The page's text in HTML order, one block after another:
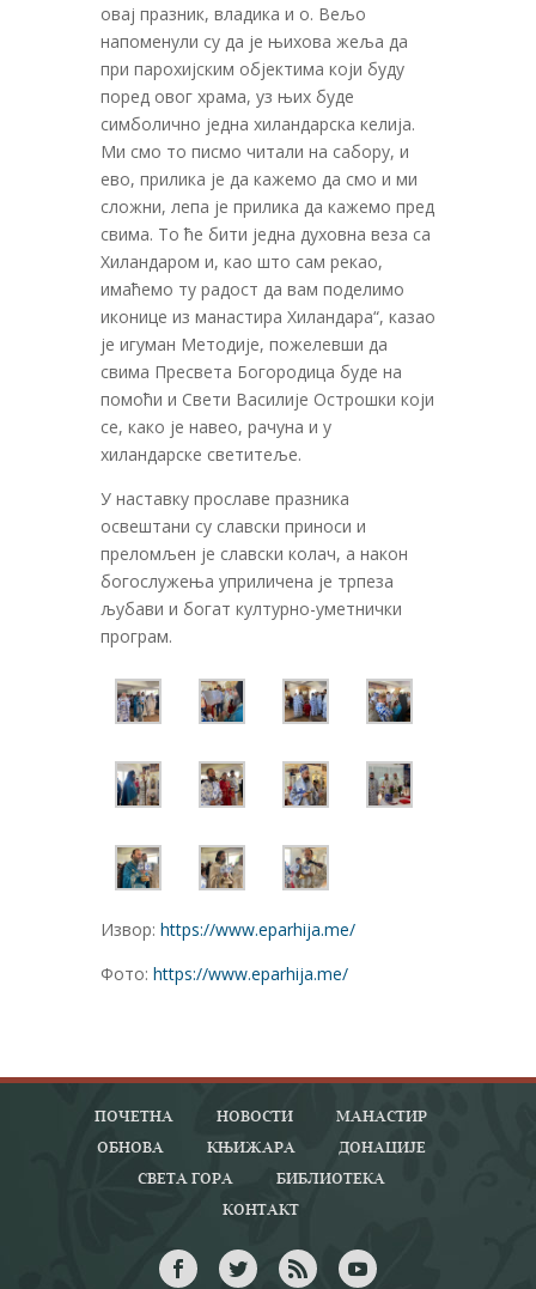
овај празник, владика и о. Вељо
напоменули су да је њихова жеља да
при парохијским објектима који буду
поред овог храма, уз њих буде
симболично једна хиландарска келија.
Ми смо то писмо читали на сабору, и
ево, прилика је да кажемо да смо и ми
сложни, лепа је прилика да кажемо пред
свима. То ће бити једна духовна веза са
Хиландаром и, као што сам рекао,
имаћемо ту радост да вам поделимо
иконице из манастира Хиландара“, казао
је игуман Методије, пожелевши да
свима Пресвета Богородица буде на
помоћи и Свети Василије Острошки који
се, како је навео, рачуна и у
хиландарске светитеље.
У наставку прославе празника
освештани су славски приноси и
преломљен је славски колач, а након
богослужења уприличена је трпеза
љубави и богат културно-уметнички
програм.
Извор: https://www.eparhija.me/
Фото: https://www.eparhija.me/
ПОЧЕТНА НОВОСТИ
МАНАСТИР
ОБНОВА
КЊИЖАРА
ДОНАЦИЈЕ
СВЕТА ГОРА
БИБЛИОТЕКА
КОНТАКТ